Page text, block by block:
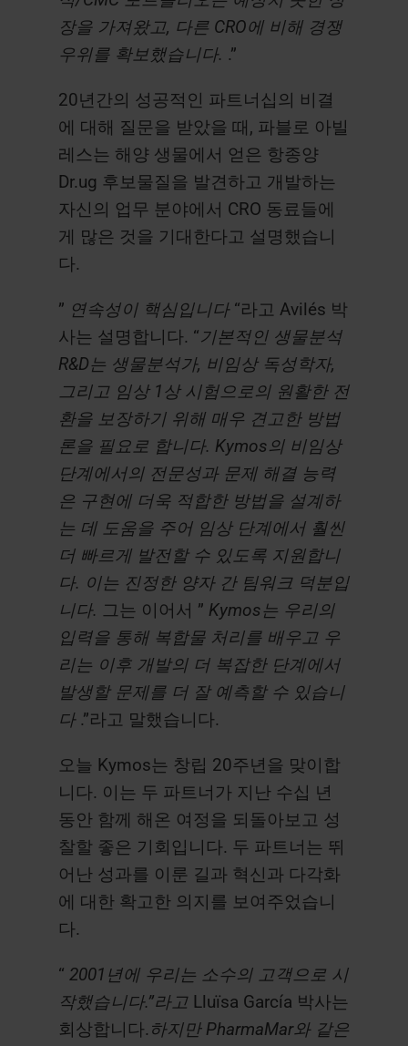
장을 가져왔고, 다른 CRO에 비해 경쟁
우위를 확보했습니다. .”
20년간의 성공적인 파트너십의 비결
에 대해 질문을 받았을 때, 파블로 아빌
레스는 해양 생물에서 얻은 항종양
Dr.ug 후보물질을 발견하고 개발하는
자신의 업무 분야에서 CRO 동료들에
게 많은 것을 기대한다고 설명했습니
다.
” 연속성이 핵심입니다“라고 Avilés 박
사는 설명합니다. “기본적인 생물분석
R&D는 생물분석가, 비임상 독성학자,
그리고 임상 1상 시험으로의 원활한 전
환을 보장하기 위해 매우 견고한 방법
론을 필요로 합니다. Kymos의 비임상
단계에서의 전문성과 문제 해결 능력
은 구현에 더욱 적합한 방법을 설계하
는 데 도움을 주어 임상 단계에서 훨씬
더 빠르게 발전할 수 있도록 지원합니
다. 이는 진정한 양자 간 팀워크 덕분입
니다. 그는 이어서 ” Kymos는 우리의
입력을 통해 복합물 처리를 배우고 우
리는 이후 개발의 더 복잡한 단계에서
발생할 문제를 더 잘 예측할 수 있습니
다.”라고 말했습니다.
오늘 Kymos는 창립 20주년을 맞이합
니다. 이는 두 파트너가 지난 수십 년
동안 함께 해온 여정을 되돌아보고 성
찰할 좋은 기회입니다. 두 파트너는 뛰
어난 성과를 이룬 길과 혁신과 다각화
에 대한 확고한 의지를 보여주었습니
다.
“ 2001년에 우리는 소수의 고객으로 시
작했습니다.”라고 Lluïsa García 박사는
회상합니다. 하지만 PharmaMar와 같은